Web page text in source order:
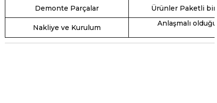
Demonte Parçalar Ürünler Paketli bir
Nakliye ve Kurulum Anlaşmalı